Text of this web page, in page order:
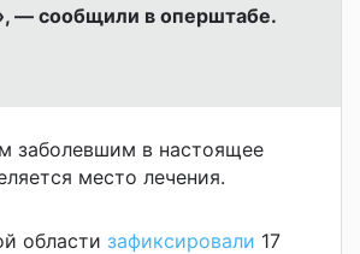
— сообщили в оперштабе.
заболевшим в настоящее
место лечения.
области зафиксировали 17